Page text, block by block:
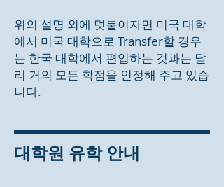
위의 설명 외에 덧붙이자면 미국 대학
에서 미국 대학으로 Transfer할 경우
는 한국 대학에서 편입하는 것과는 달
리 거의 모든 학점을 인정해 주고 있습
니다.
대학원 유학 안내